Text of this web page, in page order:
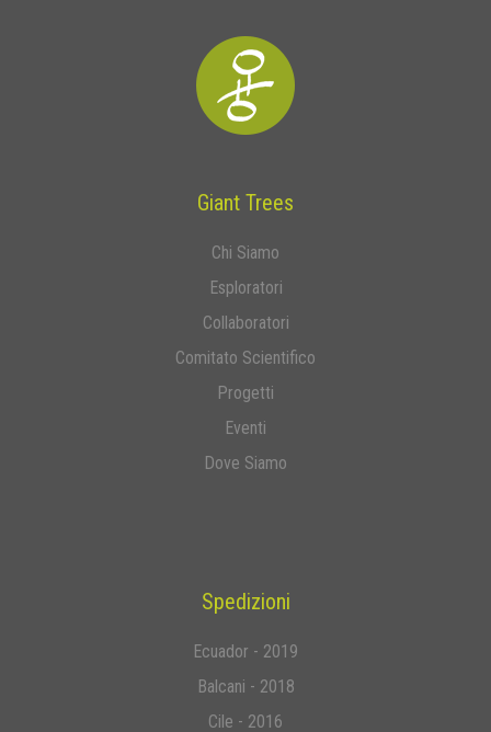
Giant Trees
Chi Siamo
Esploratori
Collaboratori
Comitato Scientifico
Progetti
Eventi
Dove Siamo
Spedizioni
Ecuador - 2019
Balcani - 2018
Cile - 2016